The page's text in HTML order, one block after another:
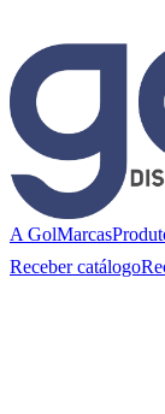
A GolMarcas
Receber catálogo